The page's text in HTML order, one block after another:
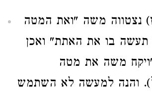
נצטווה משה "ואת המטה
בו את האתת" ואכן
משה את מטה
והנה למעשה לא השתמש